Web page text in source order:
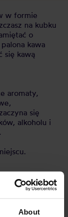
About
w formie
na kubku
o
kawa
się kawą
aromaty,
się
alkoholu i